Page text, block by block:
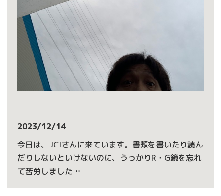
2023/12/14
今日は、JCIさんに来ています。書類を書いたり読ん
だりしないといけないのに、うっかりR・G鏡を忘れ
て苦労しました…